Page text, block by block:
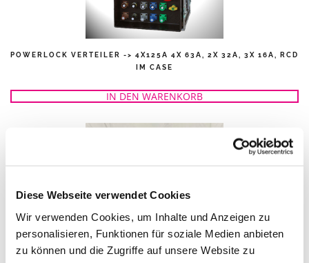
Diese Webseite verwendet Cookies
Wir verwenden Cookies, um Inhalte und Anzeigen zu
personalisieren, Funktionen für soziale Medien anbieten
zu können und die Zugriffe auf unsere Website zu
POWERLOCK VERTEILER -> 4X125A 4X 63A, 2X 32A, 3X 16A, RCD
IM CASE
IN DEN WARENKORB